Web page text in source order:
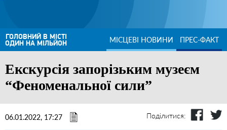
ГОЛОВНИЙ В МІСТІ
ОДИН НА МІЛЬЙОН МІСЦЕВІ НОВИНИ ПРЕС-ФАКТ
Екскурсія запорізьким музеєм
“Феноменальної сили”
06.01.2022, 17:27 Поділитися: